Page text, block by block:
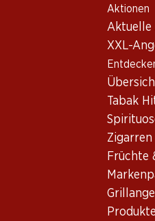
Aktionen
Aktuelle
XXL-
Tabak
Zigarren
Früchte
Kalifornien
Rotwein_old
Kalifornien
Stone Barn White Zinfandel